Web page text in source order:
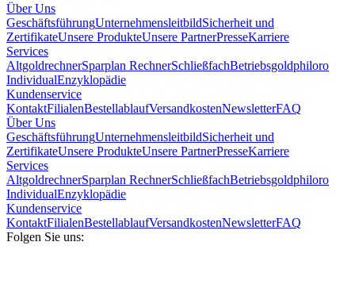
Über Uns
GeschäftsführungUnternehmensleitbildSicherheit und
ZertifikateUnsere ProdukteUnsere PartnerPresseKarriere
Services
AltgoldrechnerSparplan RechnerSchließfachBetriebsgoldphiloro
IndividualEnzyklopädie
Kundenservice
KontaktFilialenBestellablaufVersandkostenNewsletterFAQ
Über Uns
GeschäftsführungUnternehmensleitbildSicherheit und
ZertifikateUnsere ProdukteUnsere PartnerPresseKarriere
Services
AltgoldrechnerSparplan RechnerSchließfachBetriebsgoldphiloro
IndividualEnzyklopädie
Kundenservice
KontaktFilialenBestellablaufVersandkostenNewsletterFAQ
Folgen Sie uns: